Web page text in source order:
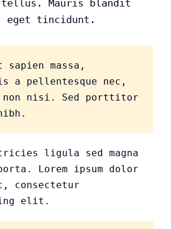
Mauris blandit
tincidunt.
sapien massa,
a pellentesque nec,
non nisi. Sed porttitor
ligula sed magna
Lorem ipsum dolor
consectetur
elit.